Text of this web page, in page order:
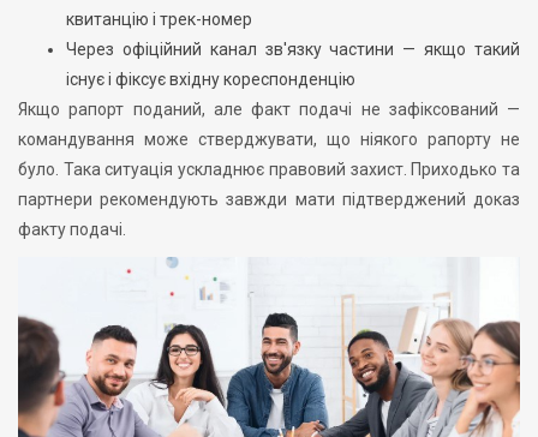
квитанцію і трек-номер
Через офіційний канал зв'язку частини — якщо такий
існує і фіксує вхідну кореспонденцію
Якщо рапорт поданий, але факт подачі не зафіксований —
командування може стверджувати, що ніякого рапорту не
було. Така ситуація ускладнює правовий захист. Приходько та
партнери рекомендують завжди мати підтверджений доказ
факту подачі.